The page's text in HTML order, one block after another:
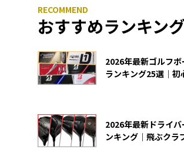
おすすめランキン
2026年最新ゴルフ
ランキング25選｜初
2026年最新ドライ
ンキング｜飛ぶクラ